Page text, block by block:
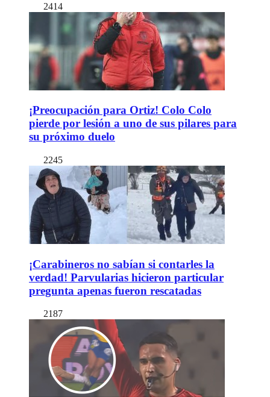
2414
¡Preocupación para Ortiz! Colo Colo
pierde por lesión a uno de sus pilares para
su próximo duelo
2245
¡Carabineros no sabían si contarles la
verdad! Parvularias hicieron particular
pregunta apenas fueron rescatadas
2187